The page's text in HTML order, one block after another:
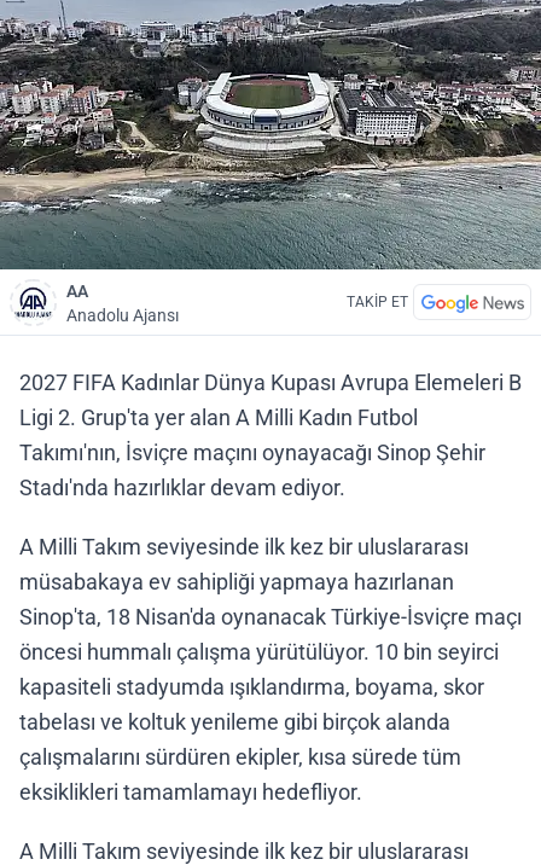
AA
Anadolu Ajansı
TAKİP ET
2027 FIFA Kadınlar Dünya Kupası Avrupa Elemeleri B
Ligi 2. Grup'ta yer alan A Milli Kadın Futbol
Takımı'nın, İsviçre maçını oynayacağı Sinop Şehir
Stadı'nda hazırlıklar devam ediyor.
A Milli Takım seviyesinde ilk kez bir uluslararası
müsabakaya ev sahipliği yapmaya hazırlanan
Sinop'ta, 18 Nisan'da oynanacak Türkiye-İsviçre maçı
öncesi hummalı çalışma yürütülüyor. 10 bin seyirci
kapasiteli stadyumda ışıklandırma, boyama, skor
tabelası ve koltuk yenileme gibi birçok alanda
çalışmalarını sürdüren ekipler, kısa sürede tüm
eksiklikleri tamamlamayı hedefliyor.
A Milli Takım seviyesinde ilk kez bir uluslararası